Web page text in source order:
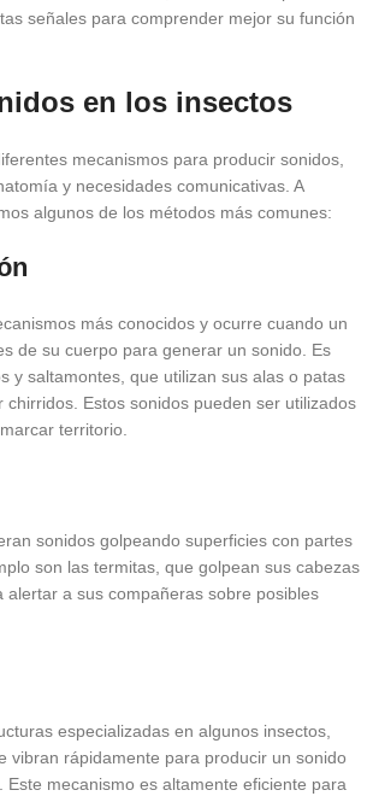
señales para comprender mejor su función
en los insectos
mecanismos para producir sonidos,
y necesidades comunicativas. A
algunos de los métodos más comunes:
más conocidos y ocurre cuando un
de su cuerpo para generar un sonido. Es
y saltamontes, que utilizan sus alas o patas
chirridos. Estos sonidos pueden ser utilizados
territorio.
sonidos golpeando superficies con partes
son las termitas, que golpean sus cabezas
alertar a sus compañeras sobre posibles
especializadas en algunos insectos,
vibran rápidamente para producir un sonido
Este mecanismo es altamente eficiente para